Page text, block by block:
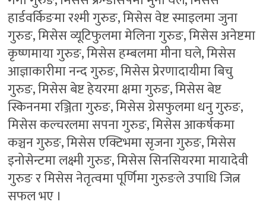
हार्डवर्किङमा रश्मी गुरुङ, मिसेस वेष्ट स्माइलमा जुना
गुरुङ, मिसेस व्यूटिफुलमा मेलिना गुरुङ, मिसेस अनेष्टमा
कृष्णमाया गुरुङ, मिसेस हम्बलमा मीना घले, मिसेस
आज्ञाकारीमा नन्द गुरुङ, मिसेस प्रेरणादायीमा बिचु
गुरुङ, मिसेस बेष्ट हेयरमा क्षमा गुरुङ, मिसेस बेष्ट
स्किननमा रञ्जिता गुरुङ, मिसेस ग्रेसफुलमा धनु गुरुङ,
मिसेस कल्चरलमा सपना गुरुङ, मिसेस आकर्षकमा
कञ्चन गुरुङ, मिसेस एक्टिभमा सृजना गुरुङ, मिसेस
इनोसेन्टमा लक्ष्मी गुरुङ, मिसेस सिनसियरमा मायादेवी
गुरुङ र मिसेस नेतृत्वमा पूर्णिमा गुरुङले उपाधि जित्न
सफल भए ।